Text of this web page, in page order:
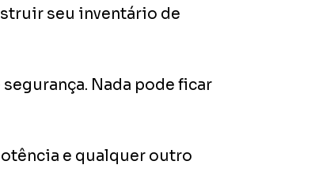
seu inventário de
Nada pode ficar
e qualquer outro